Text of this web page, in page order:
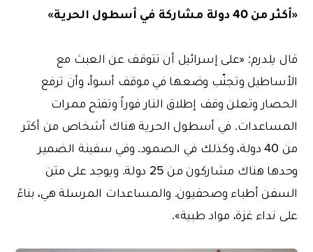
«أكثر من 40 دولة مشاركة في أسطول الحرية»
قال يلدرم: «على إسرائيل أن تتوقف عن العبث مع
الأساطيل وتجنّب وضعها في موقف أسوأ، وأن ترفع
الحصار وتعلن وقف إطلاق النار فوراً وتفتح ممرات
المساعدات. في أسطول الحرية هناك أشخاص من أكثر
من 40 دولة، وكذلك في الصمود. وفي سفينة الضمير
وحدها هناك مشاركون من 25 دولة. ويوجد على متن
السفن أطباء وصحفيون. والمساعدات المرسلة هي، بناءً
على نداء غزة، مواد طبية».